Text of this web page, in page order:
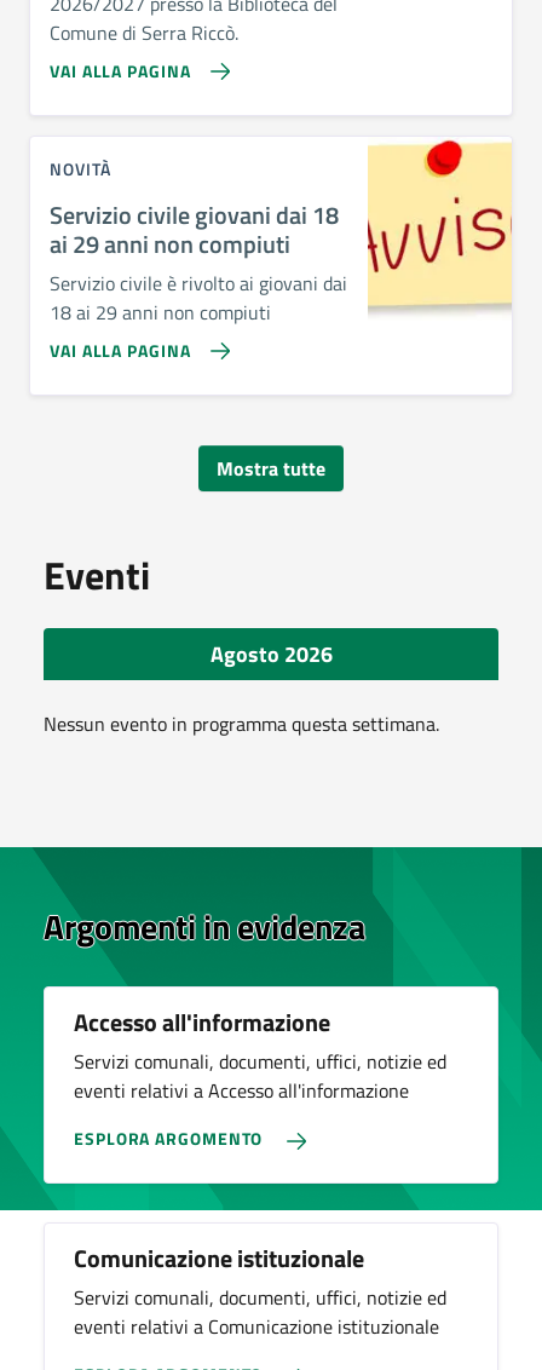
Comune di Serra Riccò.
VAI ALLA PAGINA
NOVITÀ
Servizio civile giovani dai 18
ai 29 anni non compiuti
Servizio civile è rivolto ai giovani dai
18 ai 29 anni non compiuti
VAI ALLA PAGINA
Mostra tutte
Eventi
Agosto 2026
Nessun evento in programma questa settimana.
Argomenti in evidenza
Accesso all'informazione
Servizi comunali, documenti, uffici, notizie ed
eventi relativi a Accesso all'informazione
ESPLORA ARGOMENTO
Comunicazione istituzionale
Servizi comunali, documenti, uffici, notizie ed
eventi relativi a Comunicazione istituzionale